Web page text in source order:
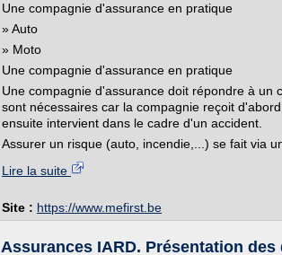
Une compagnie d'assurance en pratique
» Auto
» Moto
Une compagnie d'assurance en pratique
Une compagnie d'assurance doit répondre à un
sont nécessaires car la compagnie reçoit
ensuite intervient dans le cadre d'un accident.
Assurer un risque (auto, incendie,...) se fait via
Lire la suite
Site : https://www.mefirst.be
Assurances IARD. Présentation des